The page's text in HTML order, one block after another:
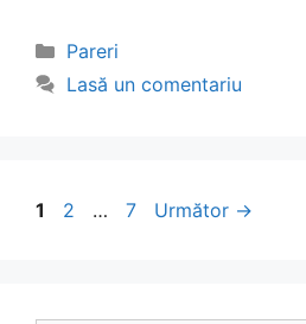
Categorii
Pareri
Lasă un comentariu
Navigare
Pagina
1 Pagina
2 … Pagina
7 Următor →